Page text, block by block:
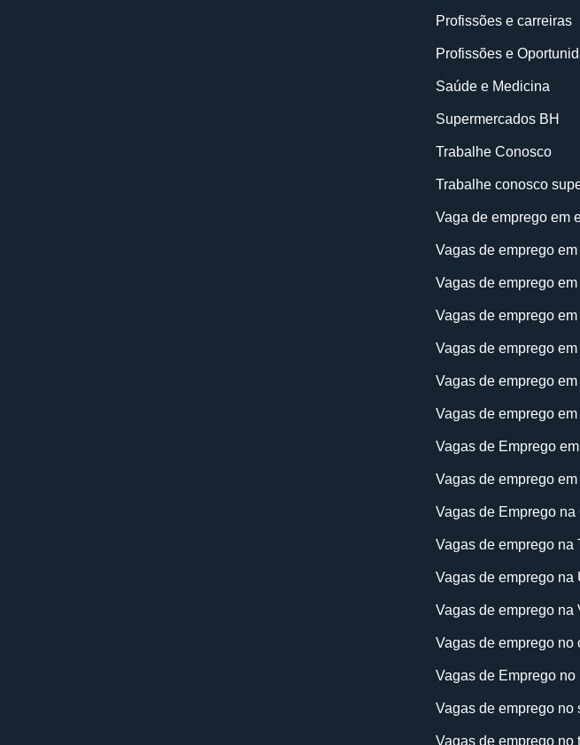
Profissões e carreiras
Profissões e
Saúde e Medicina
Supermercados BH
Trabalhe Conosco
Trabalhe conosco
Vaga de emprego em
Vagas de emprego
Vagas de emprego
Vagas de emprego
Vagas de emprego
Vagas de emprego
Vagas de emprego
Vagas de Emprego
Vagas de emprego
Vagas de Emprego na
Vagas de emprego na
Vagas de emprego na
Vagas de emprego na
Vagas de emprego no
Vagas de Emprego
Vagas de emprego no
Vagas de emprego no